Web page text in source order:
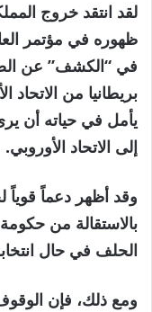
لقد انتقد خروج
ظهوره في مؤتمر
في “الكشف” عن
بريطانيا من
يأمل في حياته أن
إلى الاتحاد الأوروبي.
وقد أظهر دعماً
بالاستقالة من
الحلف في حال